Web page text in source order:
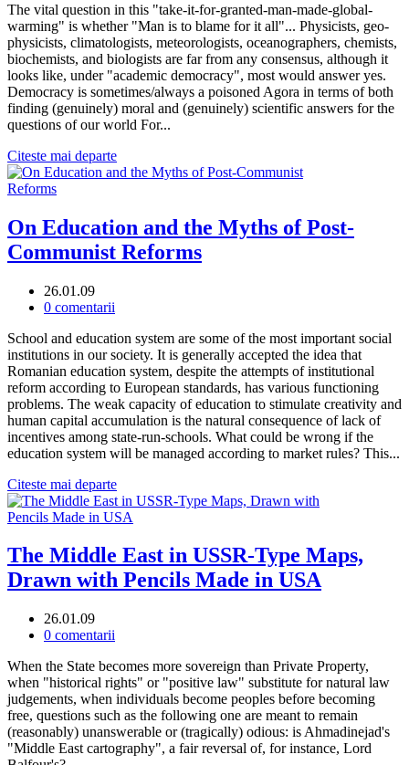
The vital question in this "take-it-for-granted-man-made-global-
warming" is whether "Man is to blame for it all"... Physicists, geo-
physicists, climatologists, meteorologists, oceanographers, chemists,
biochemists, and biologists are far from any consensus, although it
looks like, under "academic democracy", most would answer yes.
Democracy is sometimes/always a poisoned Agora in terms of both
finding (genuinely) moral and (genuinely) scientific answers for the
questions of our world For...
Citeste mai departe
On Education and the Myths of Post-
Communist Reforms
26.01.09
0 comentarii
School and education system are some of the most important social
institutions in our society. It is generally accepted the idea that
Romanian education system, despite the attempts of institutional
reform according to European standards, has various functioning
problems. The weak capacity of education to stimulate creativity and
human capital accumulation is the natural consequence of lack of
incentives among state-run-schools. What could be wrong if the
education system will be managed according to market rules? This...
Citeste mai departe
The Middle East in USSR-Type Maps,
Drawn with Pencils Made in USA
26.01.09
0 comentarii
When the State becomes more sovereign than Private Property,
when "historical rights" or "positive law" substitute for natural law
judgements, when individuals become peoples before becoming
free, questions such as the following one are meant to remain
(reasonably) unanswerable or (tragically) odious: is Ahmadinejad's
"Middle East cartography", a fair reversal of, for instance, Lord